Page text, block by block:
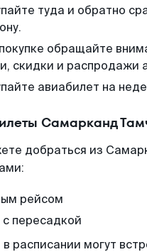
туда и обратно
обращайте
скидки и распродажи
авиабилет на
Самарканд
добраться из
рейсом
с пересадкой
расписании могут